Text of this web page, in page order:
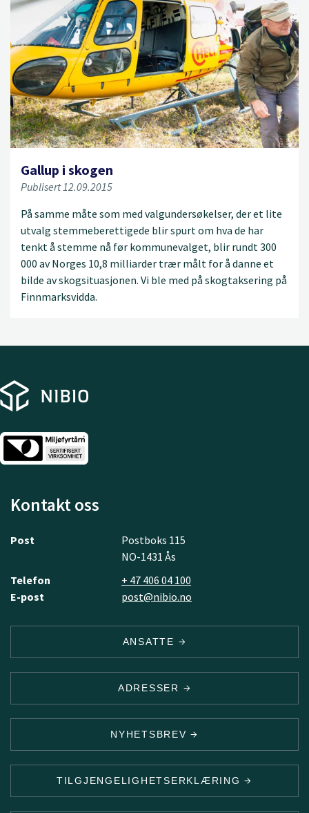
Gallup i skogen
Publisert 12.09.2015
På samme måte som med valgundersøkelser, der et lite
utvalg stemmeberettigede blir spurt om hva de har
tenkt å stemme nå før kommunevalget, blir rundt 300
000 av Norges 10,8 milliarder trær målt for å danne et
bilde av skogsituasjonen. Vi ble med på skogtaksering på
Finnmarksvidda.
Kontakt oss
Post
Postboks 115
NO-1431 Ås
Telefon
+ 47 406 04 100
E-post
post@nibio.no
ANSATTE
ADRESSER
NYHETSBREV
TILGJENGELIGHETSERKLÆRING